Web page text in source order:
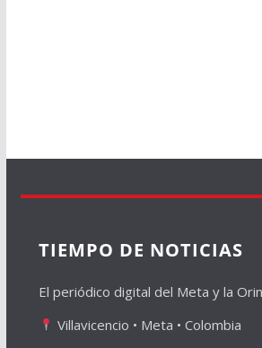
TIEMPO DE NOTICIAS
El periódico digital del Meta y la
Villavicencio • Meta • Colombia